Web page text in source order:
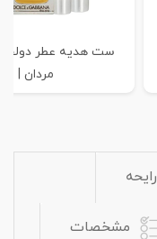
ست هدیه عطر دولچه و
مردان | Dolce...
رایحه
مشخصات